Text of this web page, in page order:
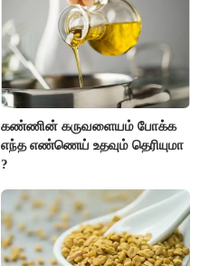
கண்ணின் கருவளையம் போக்க
எந்த எண்ணெய் உதவும் தெரியுமா
?